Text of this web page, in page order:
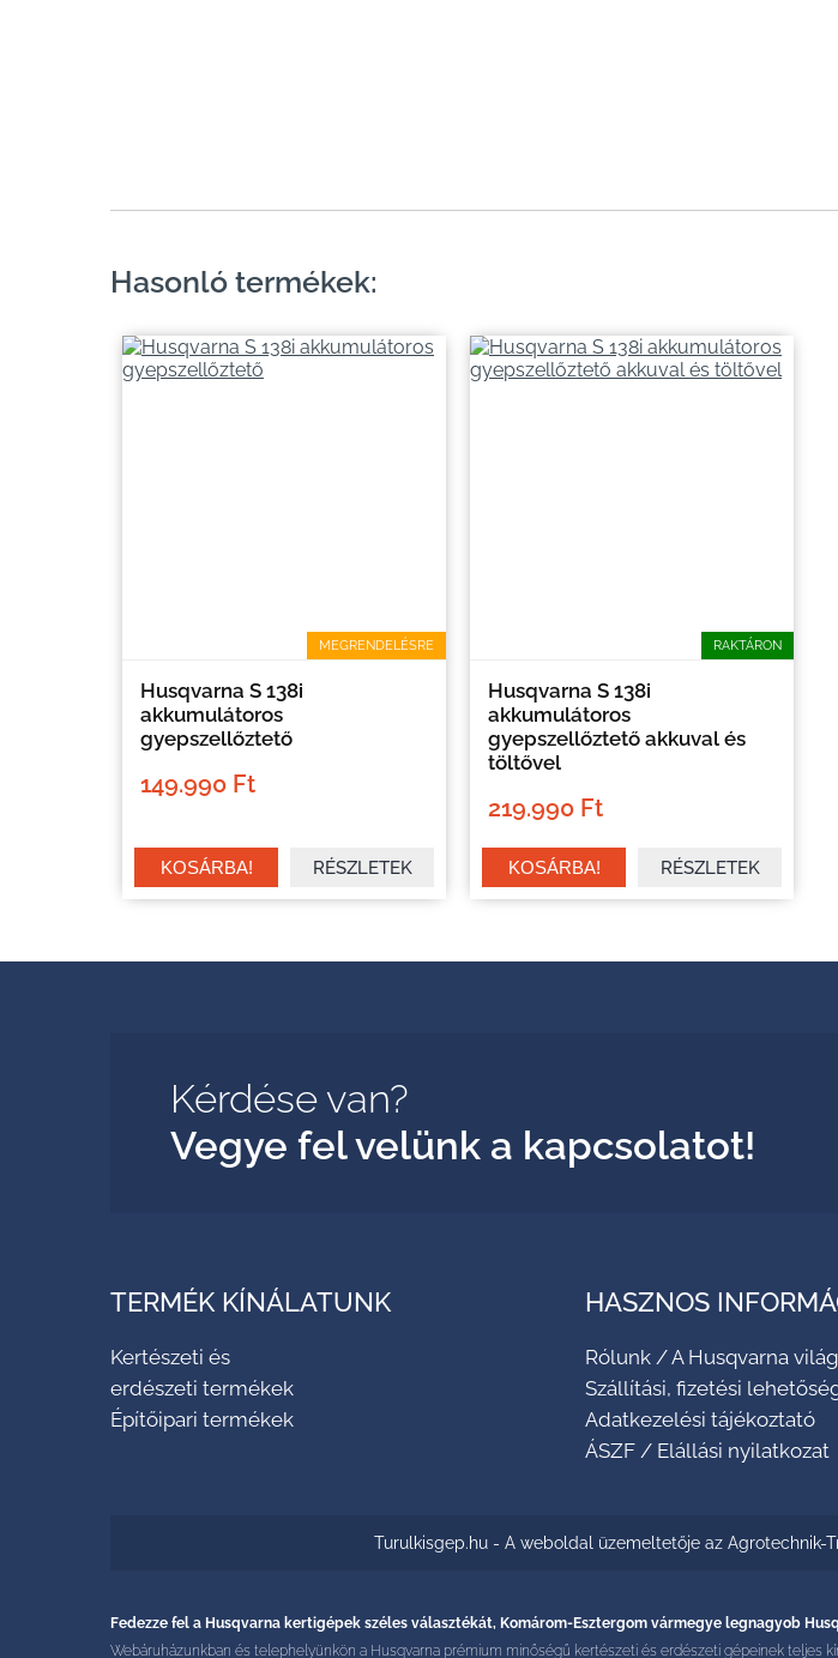
Hasonló termékek:
MEGRENDELÉSRE
Husqvarna S 138i
akkumulátoros
gyepszellőztető
149.990 Ft
RÉSZLETEK
RAKTÁRON
Husqvarna S 138i
akkumulátoros
gyepszellőztető akkuval és
töltővel
219.990 Ft
RÉSZLETEK
Kérdése van?
Vegye fel velünk a kapcsolatot!
TERMÉK KÍNÁLATUNK
Kertészeti és
erdészeti termékek
Építőipari termékek
HASZNOS
Rólunk /A Husqvarna
Szállítási, fizetési
Adatkezelési tájékoztató
ÁSZF / Elállási nyilatkozat
Turulkisgep.hu - A weboldal üzemeltetője az Agrotechnik-
Fedezze fel a Husqvarna kertigépek széles választékát, Komárom-Esztergom vármegye legnagyob
Webáruházunkban és telephelyünkön a Husqvarna prémium minőségű kertészeti és erdészeti gépeinek teljes